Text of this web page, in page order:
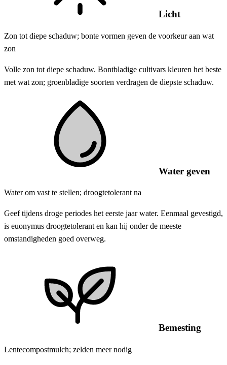
Licht
Zon tot diepe schaduw; bonte vormen geven de voorkeur aan wat
zon
Volle zon tot diepe schaduw. Bontbladige cultivars kleuren het beste
met wat zon; groenbladige soorten verdragen de diepste schaduw.
Water geven
Water om vast te stellen; droogtetolerant na
Geef tijdens droge periodes het eerste jaar water. Eenmaal gevestigd,
is euonymus droogtetolerant en kan hij onder de meeste
omstandigheden goed overweg.
Bemesting
Lentecompostmulch; zelden meer nodig